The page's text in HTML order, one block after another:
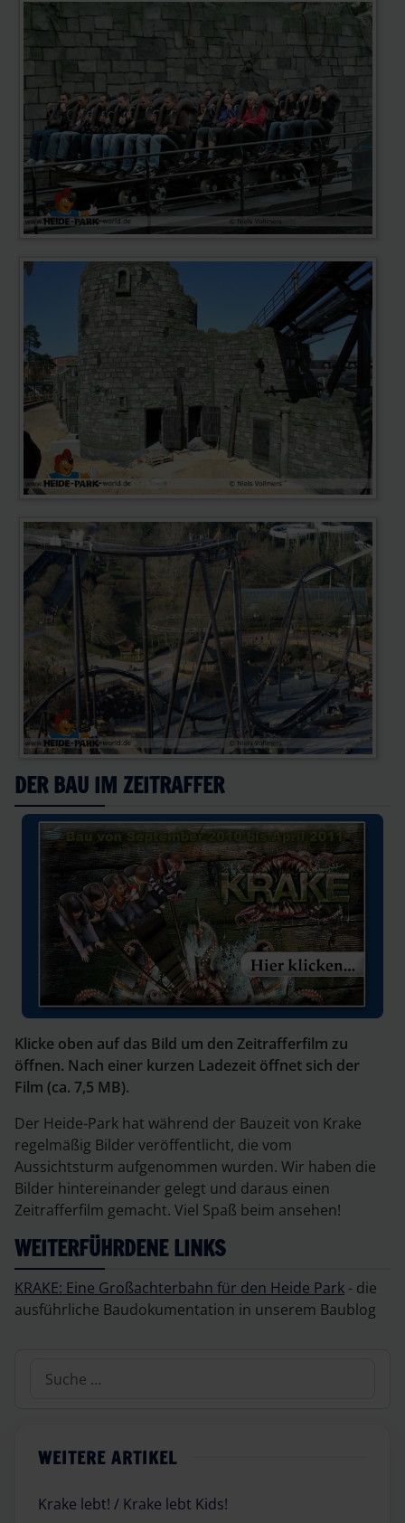
DER BAU IM ZEITRAFFER
Klicke oben auf das Bild um den Zeitrafferfilm zu
öffnen. Nach einer kurzen Ladezeit öffnet sich der
Film (ca. 7,5 MB).
Der Heide-Park hat während der Bauzeit von Krake
regelmäßig Bilder veröffentlicht, die vom
Aussichtsturm aufgenommen wurden. Wir haben die
Bilder hintereinander gelegt und daraus einen
Zeitrafferfilm gemacht. Viel Spaß beim ansehen!
WEITERFÜHRDENE LINKS
KRAKE: Eine Großachterbahn für den Heide Park - die
ausführliche Baudokumentation in unserem Baublog
Suchen
WEITERE ARTIKEL
Krake lebt! / Krake lebt Kids!